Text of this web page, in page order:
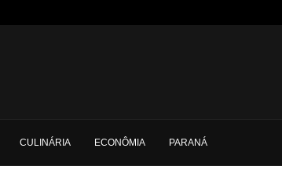
CULINÁRIA ECONÔMIA PARANÁ